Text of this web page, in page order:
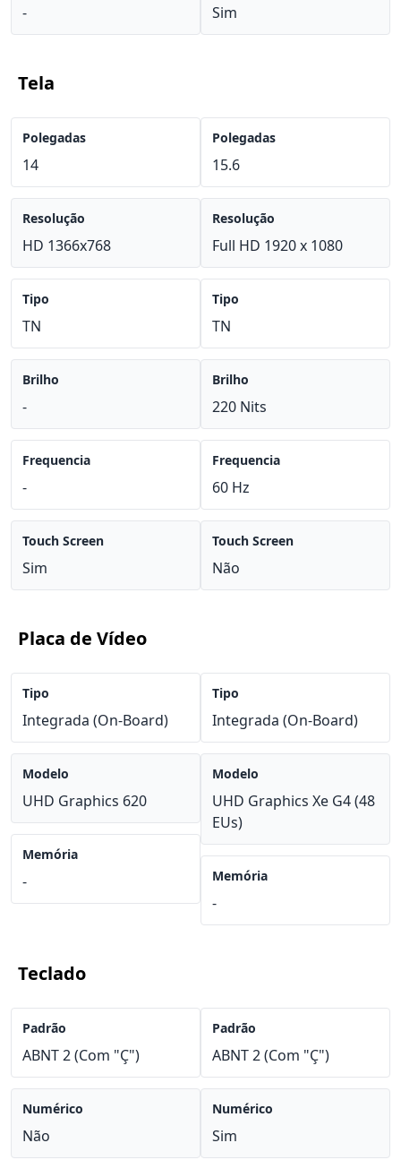
- Sim
Tela
Polegadas
14
Resolução
HD 1366x768
Tipo
TN
Brilho
-
Frequencia
-
Touch Screen
Sim
Polegadas
15.6
Resolução
Full HD 1920 x 1080
Tipo
TN
Brilho
220 Nits
Frequencia
60 Hz
Touch Screen
Não
Placa de Vídeo
Tipo
Integrada (On-Board)
Modelo
UHD Graphics 620
Memória
-
Tipo
Integrada (On-Board)
Modelo
UHD Graphics Xe G4 (48
EUs)
Memória
-
Teclado
Padrão
ABNT 2 (Com "Ç")
Numérico
Não
Padrão
ABNT 2 (Com "Ç")
Numérico
Sim